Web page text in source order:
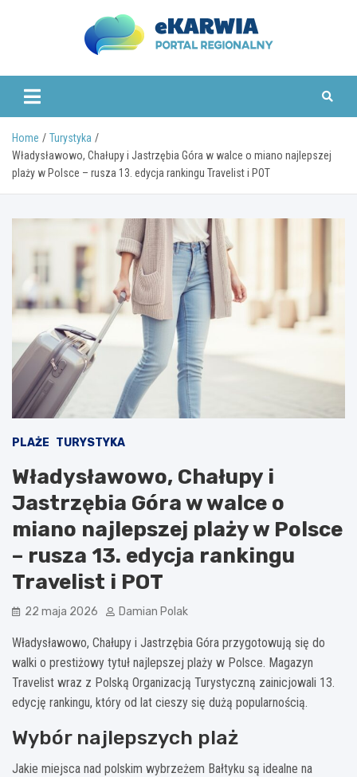
www.ekarwia.pl
Home
Turystyka
Władysławowo, Chałupy i Jastrzębia Góra w walce o miano najlepszej
plaży w Polsce – rusza 13. edycja rankingu Travelist i POT
PLAŻE TURYSTYKA
Władysławowo, Chałupy i
Jastrzębia Góra w walce o
miano najlepszej plaży w Polsce
– rusza 13. edycja rankingu
Travelist i POT
22 maja 2026 Damian Polak
Władysławowo, Chałupy i Jastrzębia Góra przygotowują się do
walki o prestiżowy tytuł najlepszej plaży w Polsce. Magazyn
Travelist wraz z Polską Organizacją Turystyczną zainicjowali 13.
edycję rankingu, który od lat cieszy się dużą popularnością.
Wybór najlepszych plaż
Jakie miejsca nad polskim wybrzeżem Bałtyku są idealne na